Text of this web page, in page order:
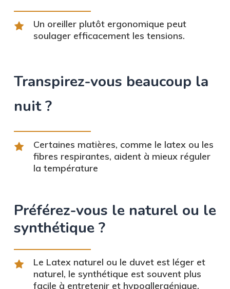
Un oreiller plutôt ergonomique peut
soulager efficacement les tensions.
Transpirez-vous beaucoup la
nuit ?
Certaines matières, comme le latex ou les
fibres respirantes, aident à mieux réguler
la température
Préférez-vous le naturel ou le
synthétique ?
Le Latex naturel ou le duvet est léger et
naturel, le synthétique est souvent plus
facile à entretenir et hypoallergénique.